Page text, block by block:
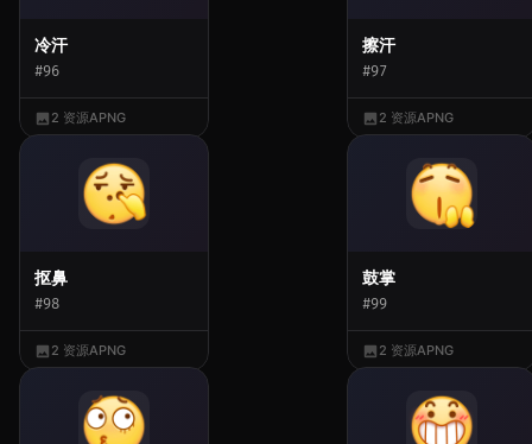
冷汗
#96
2 资源APNG
擦汗
#97
2 资源APNG
抠鼻
#98
2 资源APNG
鼓掌
#99
2 资源APNG